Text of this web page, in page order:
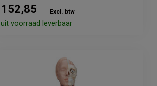
152,85 Excl. btw
uit voorraad leverbaar